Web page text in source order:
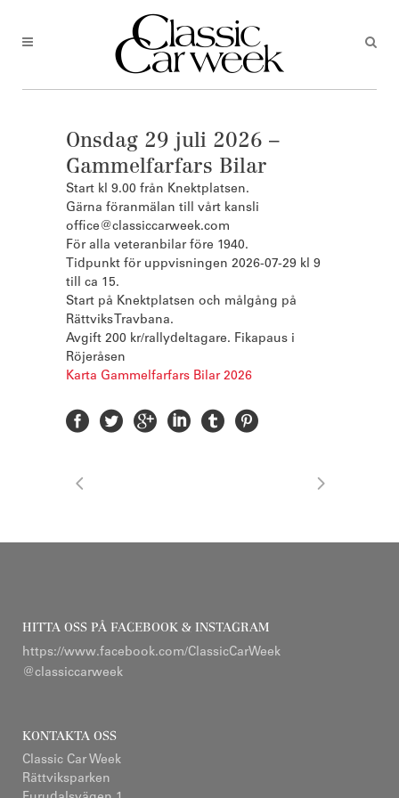
Onsdag 29 juli 2026 –
Gammelfarfars Bilar
Start kl 9.00 från Knektplatsen.
Gärna föranmälan till vårt kansli
office@classiccarweek.com
För alla veteranbilar före 1940.
Tidpunkt för uppvisningen 2026-07-29 kl 9
till ca 15.
Start på Knektplatsen och målgång på
Rättviks Travbana.
Avgift 200 kr/rallydeltagare. Fikapaus i
Röjeråsen
Karta Gammelfarfars Bilar 2026
HITTA OSS PÅ FACEBOOK & INSTAGRAM
https://www.facebook.com/ClassicCarWeek
@classiccarweek
KONTAKTA OSS
Classic Car Week
Rättviksparken